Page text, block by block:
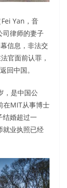
Yan，音
司律师的妻子
信息，非法交
官面前认罪，
回中国。
，是中国公
在MIT从事博士
结婚超过一
就业执照已经